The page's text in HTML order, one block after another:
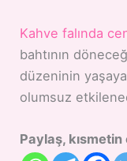
Kahve falında
bahtının
düzeninin
olumsuz
Paylaş, kısmetin